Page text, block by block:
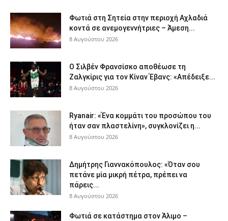
Φωτιά στη Σητεία στην περιοχή Αχλαδιά
κοντά σε ανεμογεννήτριες – Άμεση...
8 Αυγούστου 2026
Ο Σιλβέν Φρανσίσκο αποθέωσε τη
Ζαλγκίρις για τον Κίναν Έβανς: «Απέδειξε...
8 Αυγούστου 2026
Ryanair: «Ένα κομμάτι του προσώπου του
ήταν σαν πλαστελίνη», συγκλονίζει η...
8 Αυγούστου 2026
Δημήτρης Γιαννακόπουλος: «Όταν σου
πετάνε μία μικρή πέτρα, πρέπει να
πάρεις...
8 Αυγούστου 2026
Φωτιά σε κατάστημα στον Άλιμο –